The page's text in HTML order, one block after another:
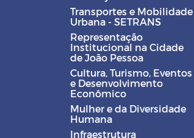
Transportes e Mobilidade
Urbana - SETRANS
Representação
Institucional na Cidade
de João Pessoa
Cultura, Turismo, Eventos
e Desenvolvimento
Econômico
Mulher e da Diversidade
Humana
Infraestrutura